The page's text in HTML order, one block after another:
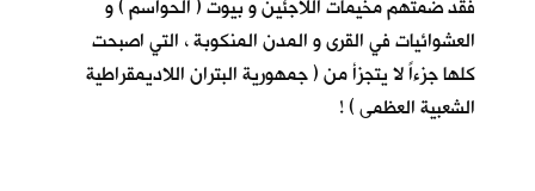
فقد ضمتهم مخيمات اللاجئين و بيوت ( الحواسم ) و
العشوائيات في القرى و المدن المنكوبة ، التي اصبحت
كلها جزءاً لا يتجزأ من ( جمهورية البتران اللاديمقراطية
الشعبية العظمى ) !